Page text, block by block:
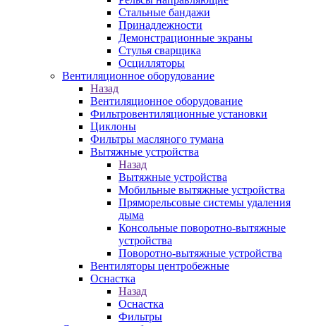
Стальные бандажи
Принадлежности
Демонстрационные экраны
Стулья сварщика
Осцилляторы
Вентиляционное оборудование
Назад
Вентиляционное оборудование
Фильтровентиляционные установки
Циклоны
Фильтры масляного тумана
Вытяжные устройства
Назад
Вытяжные устройства
Мобильные вытяжные устройства
Пряморельсовые системы удаления
дыма
Консольные поворотно-вытяжные
устройства
Поворотно-вытяжные устройства
Вентиляторы центробежные
Оснастка
Назад
Оснастка
Фильтры